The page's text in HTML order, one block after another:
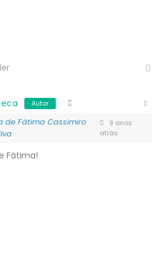
Autor
de Fátima Cassimiro
9 anos
atrás
Fátima!